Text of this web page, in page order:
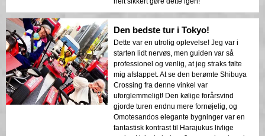
Den bedste tur i Tokyo!
Dette var en utrolig oplevelse! Jeg var i
starten lidt nervøs, men guiden var så
professionel og venlig, at jeg straks følte
mig afslappet. At se den berømte Shibuya
Crossing fra denne vinkel var
uforglemmeligt! Den kølige forårsvind
gjorde turen endnu mere fornøjelig, og
Omotesandos elegante bygninger var en
fantastisk kontrast til Harajukus livlige